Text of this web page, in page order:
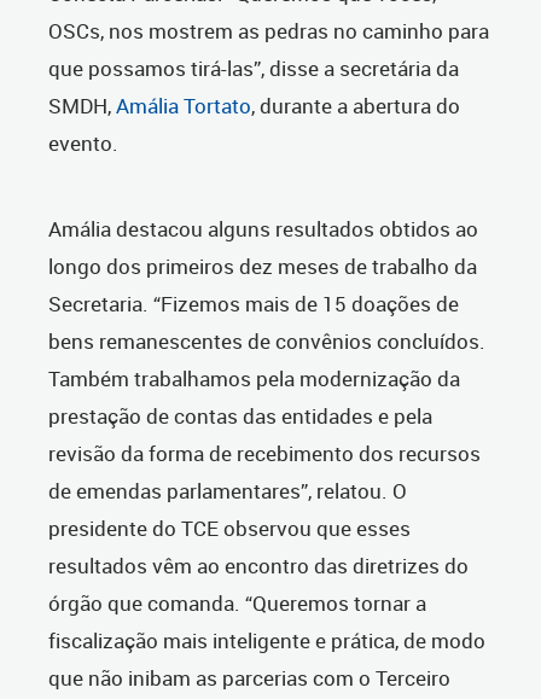
OSCs, nos mostrem as pedras no caminho para
que possamos tirá-las”, disse a secretária da
SMDH,Amália Tortato, durante a abertura do
evento.
Amália destacou alguns resultados obtidos ao
longo dos primeiros dez meses de trabalho da
Secretaria. “Fizemos mais de 15 doações de
bens remanescentes de convênios concluídos.
Também trabalhamos pela modernização da
prestação de contas das entidades e pela
revisão da forma de recebimento dos recursos
de emendas parlamentares”, relatou. O
presidente do TCE observou que esses
resultados vêm ao encontro das diretrizes do
órgão que comanda. “Queremos tornar a
fiscalização mais inteligente e prática, de modo
que não inibam as parcerias com o Terceiro